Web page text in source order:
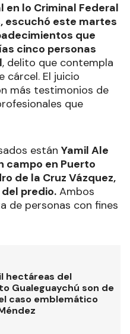
en lo Criminal Federal
escuchó este martes
que
cinco personas
, delito que contempla
cárcel. El juicio
más testimonios de
que
están Yamil Ale
campo en Puerto
de la Cruz Vázquez,
predio. Ambos
de personas con fines
hectáreas del
Gualeguaychú son de
caso emblemático